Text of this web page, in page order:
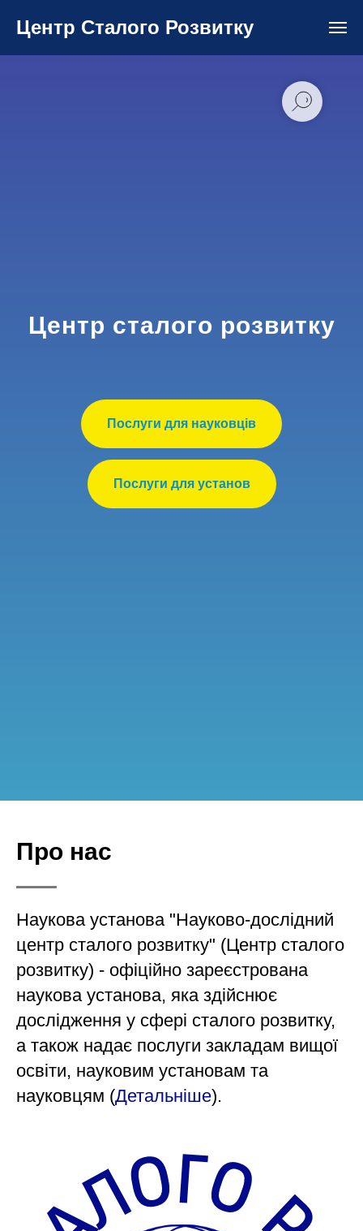
Центр Сталого Розвитку
Центр сталого розвитку
Послуги для науковців
Послуги для установ
Про нас
Наукова установа "Науково-дослідний
центр сталого розвитку" (Центр сталого
розвитку) - офіційно зареєстрована
наукова установа, яка здійснює
дослідження у сфері сталого розвитку,
а також надає послуги закладам вищої
освіти, науковим установам та
науковцям (Детальніше).